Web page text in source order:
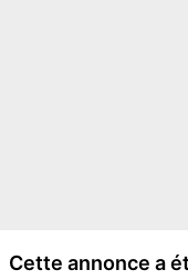
Cette annonce a